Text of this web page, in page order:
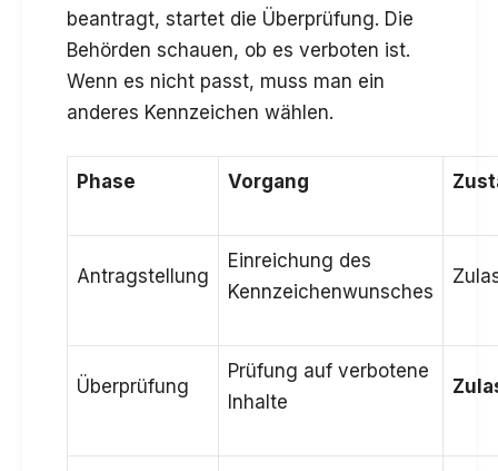
beantragt, startet die Überprüfung. Die
Behörden schauen, ob es verboten ist.
Wenn es nicht passt, muss man ein
anderes Kennzeichen wählen.
Phase Vorgang
Antragstellung
Einreichung des
Kennzeichenwunsches
Überprüfung
Prüfung auf verbotene
Inhalte